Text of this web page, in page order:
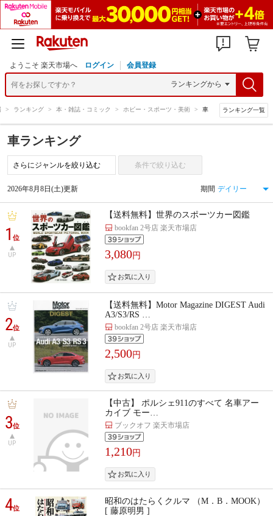
ようこそ 楽天市場へ ログイン 会員登録
> ランキング > 本・雑誌・コミック > ホビー・スポーツ・美術 > 車 ランキング一覧
車ランキング
条件で絞り込む
2026年8月8日(土)更新 期間
1位
UP
【送料無料】世界のスポーツカー図鑑
bookfan 2号店 楽天市場店
3,080円
2位
UP
【送料無料】Motor Magazine DIGEST Audi
A3/S3/RS …
bookfan 2号店 楽天市場店
2,500円
3位
UP
【中古】 ポルシェ911のすべて 名車アー
カイブ モー…
ブックオフ 楽天市場店
1,210円
4位
昭和のはたらくクルマ （M．B．MOOK）
[ 藤原明男 ]